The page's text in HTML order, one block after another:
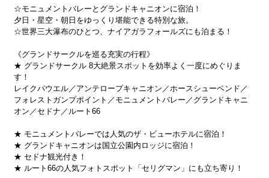
☆モニュメントバレーとグランドキャニオンに宿泊！
夕日・星空・朝日をゆっくり堪能できる特別な旅。
☆世界三大瀑布のひとつ、ナイアガラフォールズにも泊まる！
《グランドサークルを巡る充実の行程》
★ グランドサークル 8大絶景スポットを効率よく一度にめぐりま
す！
レイクパウエル／アンテロープキャニオン／ホースシューベンド／
フォレストガンプポイント／モニュメントバレー／グランドキャニ
オン／セドナ／ルート66
★ モニュメントバレーでは人気のザ・ビューホテルに宿泊！
★ グランドキャニオンは国立公園内ロッジに宿泊！
★ セドナ観光付き！
★ ルート66の人気フォトスポット「セリグマン」にも立ち寄り！